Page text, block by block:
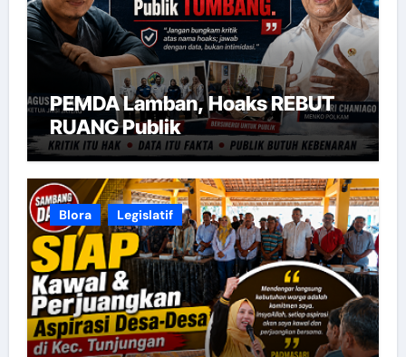
PEMDA Lamban, Hoaks REBUT
RUANG Publik
Blora Legislatif